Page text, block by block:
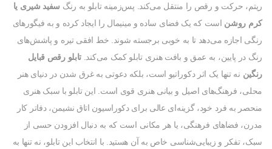
ریتم، حرکت و رقص را منتقل می‌کند. پس‌زمینه تابلو به رنگ سفید شیری یا
کرم روشن است که یک فضای ساده و مینیمال را ایجاد کرده و به فیگورهای
رنگی اجازه می‌دهد تا به خوبی برجسته شوند. خط افقی تیره و پاشش‌های
رنگ در پایین، به عمق و بافت هنری تابلو کمک می‌کند. تابلو رقص قبایل
رنگین نه تنها یک اثر دکوراتیو است، بلکه دعوتی به غرق شدن در دنیای هنر
محلی، فرهنگ‌های اصیل و بیانی هنری قوی است. این تابلو با سبک هنری
منحصر به فرد خود، گزینه‌ای عالی برای دکوراسیون اتاق نشیمن، دفاتر کار
مدرن، فضاهای فرهنگی، یا هر مکانی است که به دنبال افزودن حسی از
سبک، تفکر و زیبایی‌شناسی خاص به آن هستید. با انتخاب این تابلو، نه تنها به